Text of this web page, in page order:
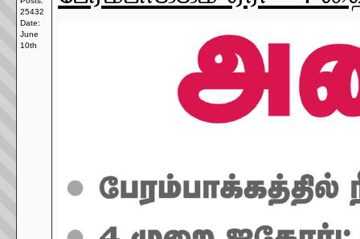
25432
Date:
June
10th